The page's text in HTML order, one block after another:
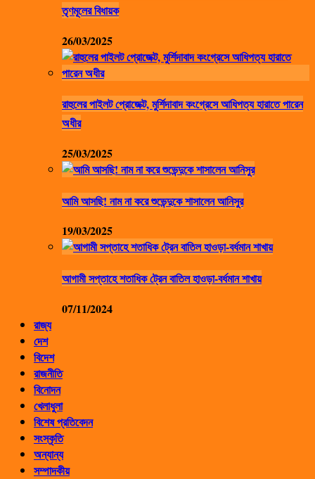
তৃণমূলের বিধায়ক
26/03/2025
রাহুলের পাইলট প্রোজেক্ট, মুর্শিদাবাদ কংগ্রেসে আধিপত্য হারাতে পারেন
অধীর
25/03/2025
আমি আসছি! নাম না করে শুভেন্দুকে শাসালেন আনিসুর
19/03/2025
আগামী সপ্তাহে শতাধিক ট্রেন বাতিল হাওড়া-বর্ধমান শাখায়
07/11/2024
রাজ্য
দেশ
বিদেশ
রাজনীতি
বিনোদন
খেলাধুলা
বিশেষ প্রতিবেদন
সংস্কৃতি
অন্যান্য
সম্পাদকীয়